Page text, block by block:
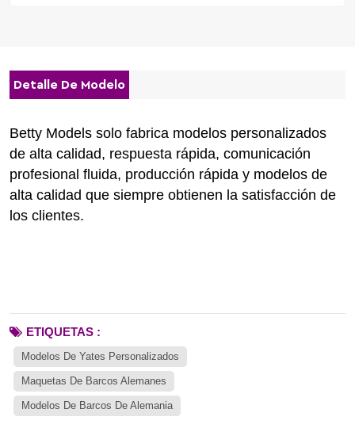
Detalle De Modelo
Betty Models solo fabrica modelos personalizados
de alta calidad, respuesta rápida, comunicación
profesional fluida, producción rápida y modelos de
alta calidad que siempre obtienen la satisfacción de
los clientes.
ETIQUETAS :
Modelos De Yates Personalizados
Maquetas De Barcos Alemanes
Modelos De Barcos De Alemania